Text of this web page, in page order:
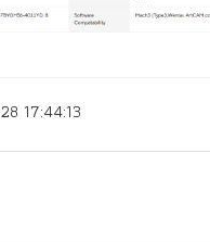
17:44:13